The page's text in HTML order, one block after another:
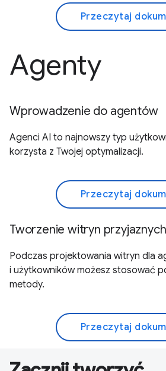
Przeczytaj
Agenty
Wprowadzenie do agentów
Agenci AI to najnowszy typ
korzysta z Twojej optymalizacji.
Przeczytaj
Tworzenie witryn
Podczas projektowania witryn dla
i użytkowników możesz stosować
metody.
Przeczytaj